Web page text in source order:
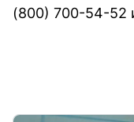
(800) 700-54-52